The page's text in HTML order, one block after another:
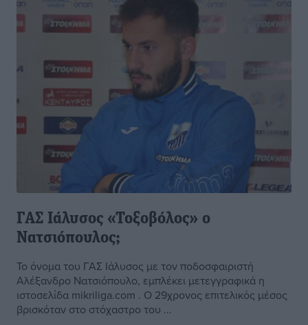
ΓΑΣ Ιάλυσος «Τοξοβόλος» ο
Νατσιόπουλος;
Το όνομα του ΓΑΣ Ιάλυσος με τον ποδοσφαιριστή
Αλέξανδρο Νατσιόπουλο, εμπλέκει μετεγγραφικά η
ιστοσελίδα mikriliga.com . Ο 29χρονος επιτελικός μέσος
βρισκόταν στο στόχαστρο του ...